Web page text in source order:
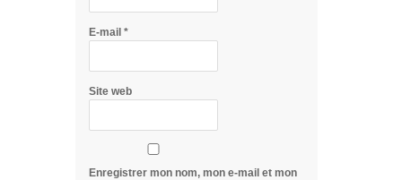
E-mail *
Site web
Enregistrer mon nom, mon e-mail et mon